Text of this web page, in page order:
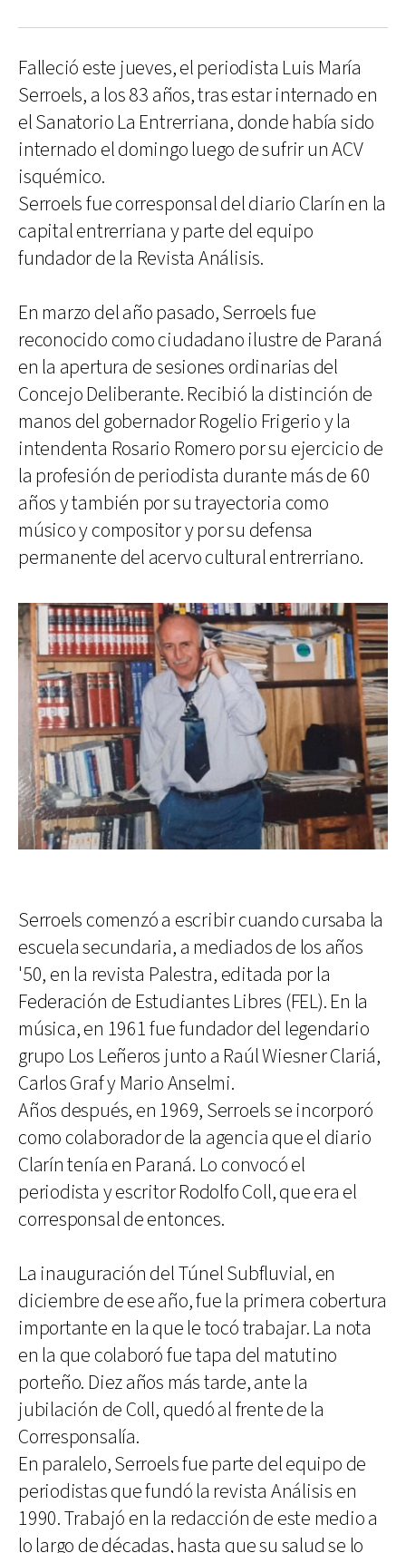
Falleció este jueves, el periodista Luis María
Serroels, a los 83 años, tras estar internado en
el Sanatorio La Entrerriana, donde había sido
internado el domingo luego de sufrir un ACV
isquémico.
Serroels fue corresponsal del diario Clarín en la
capital entrerriana y parte del equipo
fundador de la Revista Análisis.
En marzo del año pasado, Serroels fue
reconocido como ciudadano ilustre de Paraná
en la apertura de sesiones ordinarias del
Concejo Deliberante. Recibió la distinción de
manos del gobernador Rogelio Frigerio y la
intendenta Rosario Romero por su ejercicio de
la profesión de periodista durante más de 60
años y también por su trayectoria como
músico y compositor y por su defensa
permanente del acervo cultural entrerriano.
Serroels comenzó a escribir cuando cursaba la
escuela secundaria, a mediados de los años
'50, en la revista Palestra, editada por la
Federación de Estudiantes Libres (FEL). En la
música, en 1961 fue fundador del legendario
grupo Los Leñeros junto a Raúl Wiesner Clariá,
Carlos Graf y Mario Anselmi.
Años después, en 1969, Serroels se incorporó
como colaborador de la agencia que el diario
Clarín tenía en Paraná. Lo convocó el
periodista y escritor Rodolfo Coll, que era el
corresponsal de entonces.
La inauguración del Túnel Subfluvial, en
diciembre de ese año, fue la primera cobertura
importante en la que le tocó trabajar. La nota
en la que colaboró fue tapa del matutino
porteño. Diez años más tarde, ante la
jubilación de Coll, quedó al frente de la
Corresponsalía.
En paralelo, Serroels fue parte del equipo de
periodistas que fundó la revista Análisis en
1990. Trabajó en la redacción de este medio a
lo largo de décadas, hasta que su salud se lo